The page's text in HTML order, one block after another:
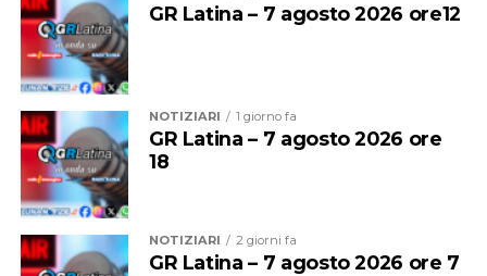
Sono inoltre vietate la vendita e la somministrazione di
bevande alcoliche nei pubblici esercizi, compresi gli
stabilimenti balneari, dalle
Prevista anche una stretta sulla musica: dalle
dovranno essere ridotte le emissioni sonore, mentre
dalle3dovranno cessare completamente le attività di
intrattenimento musicale e danzante dei pubblici
esercizi e degli stabilimenti balneari, quando autorizzate
secondo le modalità previste dalla legge.
GR Latina – 7 agosto 2026 ore12
NOTIZIARI 1 giorno fa
GR Latina – 7 agosto 2026 ore
18
NOTIZIARI 2 giorni fa
GR Latina – 7 agosto 2026 ore 7